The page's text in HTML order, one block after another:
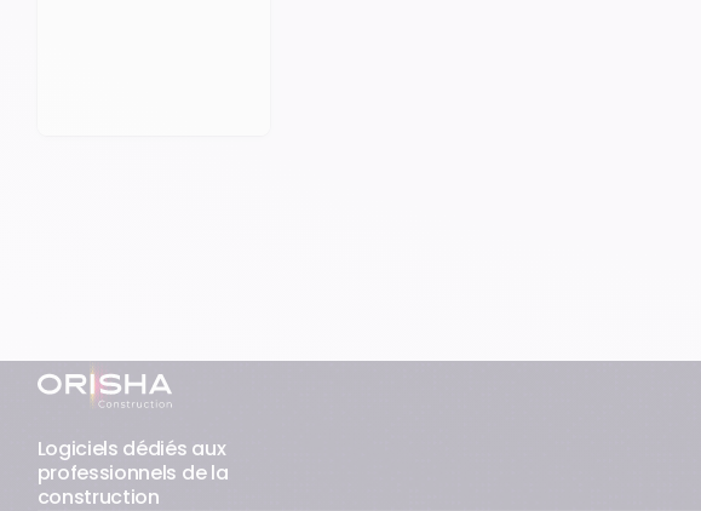
Pied-de-page
Logiciels dédiés aux
professionnels de la
construction